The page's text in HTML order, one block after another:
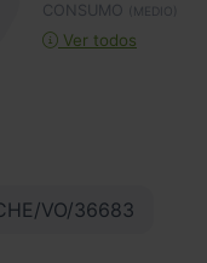
CONSUMO
(MEDIO)
Ver todos
VO/36683